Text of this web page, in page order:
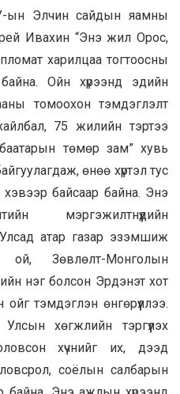
ын Элчин сайдын яамны
Ивахин “Энэ жил Орос,
харилцаа тогтоосны
Ойн хүрээнд эдийн
томоохон тэмдэглэлт
75 жилийн тэртээ
төмөр зам” хувь
өнөө хүртэл тус
байсаар байна. Энэ
мэргэжилтнүүдийн
атар газар эзэмшиж
Зөвлөлт-Монголын
нэг болсон Эрдэнэт хот
тэмдэглэн өнгөрүүллээ.
хөгжлийн тэргүүлэх
хүчнийг их, дээд
соёлын салбарын